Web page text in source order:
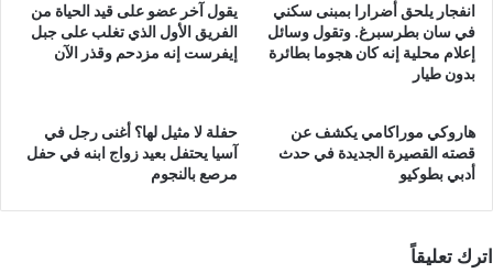
انفجار يلحق أضرارا بمبنى سكني
في سان بطرسبرغ. وتقول وسائل
إعلام محلية إنه كان هجوما بطائرة
بدون طيار
يقول آخر عضو على قيد الحياة من
الفريق الأول الذي تغلب على جبل
إيفرست إنه مزدحم وقذر الآن
هاروكي موراكامي يكشف عن
قصته القصيرة الجديدة في حدث
أدبي بطوكيو
حفلة لا مثيل لها؟ أغنى رجل في
آسيا يحتفل بعيد زواج ابنه في حفل
مرصع بالنجوم
اترك تعليقاً